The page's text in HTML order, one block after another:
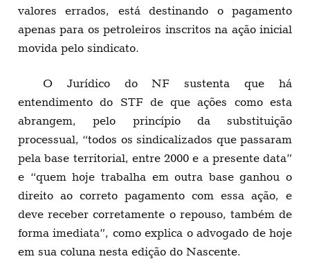
valores errados, está destinando o pagamento
apenas para os petroleiros inscritos na ação inicial
movida pelo sindicato.
O Jurídico do NF sustenta que há
entendimento do STF de que ações como esta
abrangem, pelo princípio da substituição
processual, “todos os sindicalizados que passaram
pela base territorial, entre 2000 e a presente data”
e “quem hoje trabalha em outra base ganhou o
direito ao correto pagamento com essa ação, e
deve receber corretamente o repouso, também de
forma imediata”, como explica o advogado de hoje
em sua coluna nesta edição do Nascente.